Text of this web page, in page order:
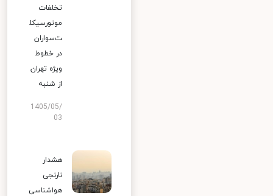
تخلفات
موتورسیکل
ت‌سواران
در خطوط
ویژه تهران
از شنبه
1405/05/
03
هشدار
نارنجی
هواشناسی